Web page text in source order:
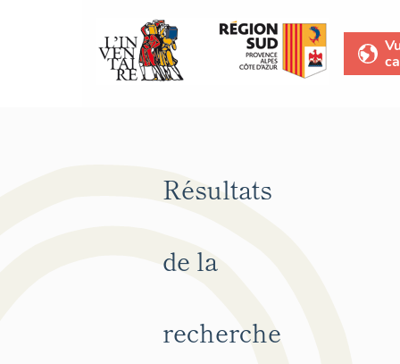
Résultats
de la
recherche